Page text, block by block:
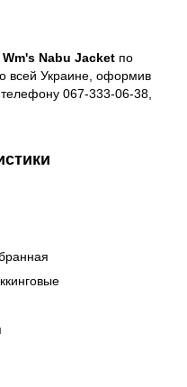
Wm's Nabu Jacket по
всей Украине, оформив
067-333-06-38,